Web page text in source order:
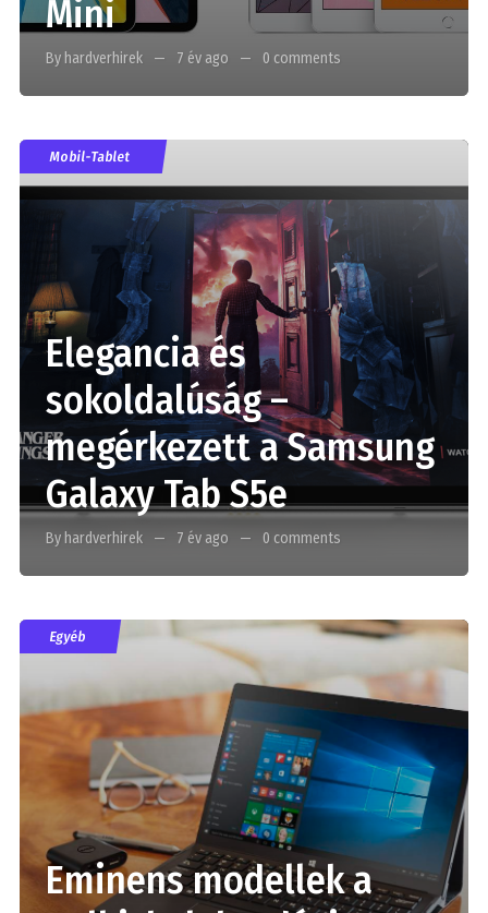
Mini
By hardverhirek 7 év ago 0 comments
Mobil-Tablet
Elegancia és
sokoldalúság –
megérkezett a Samsung
Galaxy Tab S5e
By hardverhirek 7 év ago 0 comments
Egyéb
Eminens modellek a